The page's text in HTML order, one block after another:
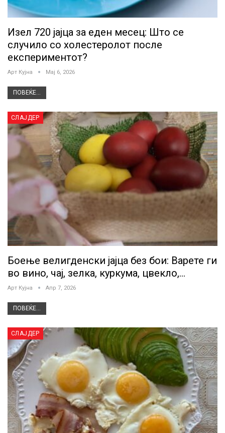
Изел 720 јајца за еден месец: Што се
случило со холестеролот после
експериментот?
Арт Кујна Мај 6, 2026
ПОВЕЌЕ...
СЛАЈДЕР
Боење велигденски јајца без бои: Варете ги
во вино, чај, зелка, куркума, цвекло,…
Арт Кујна Апр 7, 2026
ПОВЕЌЕ...
СЛАЈДЕР